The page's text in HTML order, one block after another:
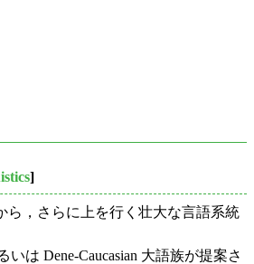
]
ら，さらに上を行く壮大な言語系統
いは Dene-Caucasian 大語族が提案さ